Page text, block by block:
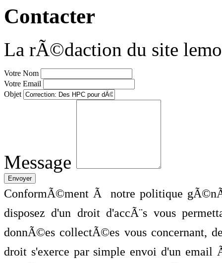
Contacter
La rÃ©daction du site
Votre Nom
Votre Email
Objet
Message
ConformÃ©ment Ã notre politique
disposez d'un droit d'accÃ¨s vous
donnÃ©es collectÃ©es vous concernant,
droit s'exerce par simple envoi d'un